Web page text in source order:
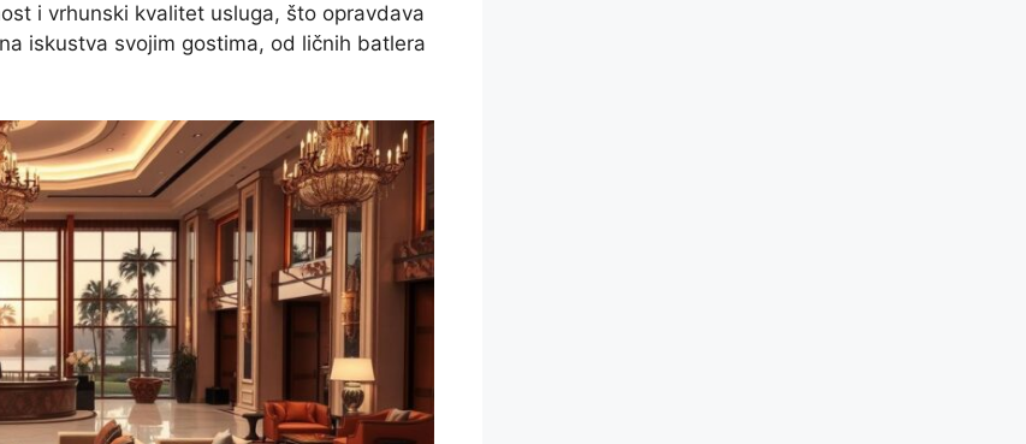
i vrhunski kvalitet usluga, što opravdava
iskustva svojim gostima, od ličnih batlera